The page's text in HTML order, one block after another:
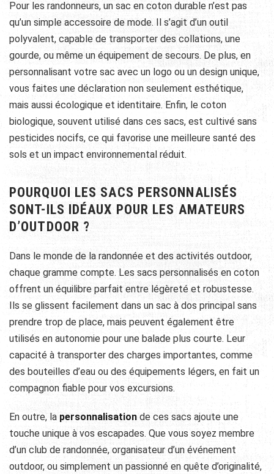
Pour les randonneurs, un sac en coton durable n’est pas
qu’un simple accessoire de mode. Il s’agit d’un outil
polyvalent, capable de transporter des collations, une
gourde, ou même un équipement de secours. De plus, en
personnalisant votre sac avec un logo ou un design unique,
vous faites une déclaration non seulement esthétique,
mais aussi écologique et identitaire. Enfin, le coton
biologique, souvent utilisé dans ces sacs, est cultivé sans
pesticides nocifs, ce qui favorise une meilleure santé des
sols et un impact environnemental réduit.
POURQUOI LES SACS PERSONNALISÉS
SONT-ILS IDÉAUX POUR LES AMATEURS
D’OUTDOOR ?
Dans le monde de la randonnée et des activités outdoor,
chaque gramme compte. Les sacs personnalisés en coton
offrent un équilibre parfait entre légèreté et robustesse.
Ils se glissent facilement dans un sac à dos principal sans
prendre trop de place, mais peuvent également être
utilisés en autonomie pour une balade plus courte. Leur
capacité à transporter des charges importantes, comme
des bouteilles d’eau ou des équipements légers, en fait un
compagnon fiable pour vos excursions.
En outre, la personnalisation de ces sacs ajoute une
touche unique à vos escapades. Que vous soyez membre
d’un club de randonnée, organisateur d’un événement
outdoor, ou simplement un passionné en quête d’originalité,